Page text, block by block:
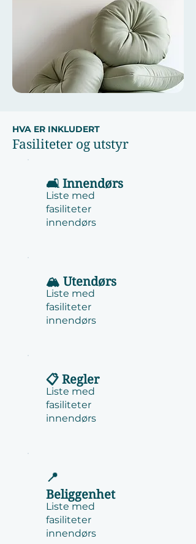
HVA ER INKLUDERT
Fasiliteter og utstyr
🛋️ Innendørs
Liste med
fasiliteter
innendørs
🏔️ Utendørs
Liste med
fasiliteter
innendørs
📋 Regler
Liste med
fasiliteter
innendørs
📍
Beliggenhet
Liste med
fasiliteter
innendørs